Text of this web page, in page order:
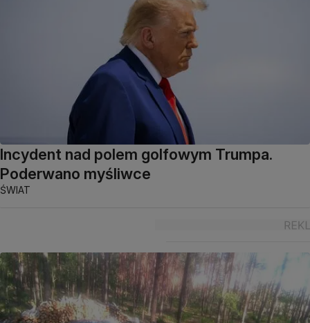
Incydent nad polem golfowym Trumpa.
Poderwano myśliwce
ŚWIAT